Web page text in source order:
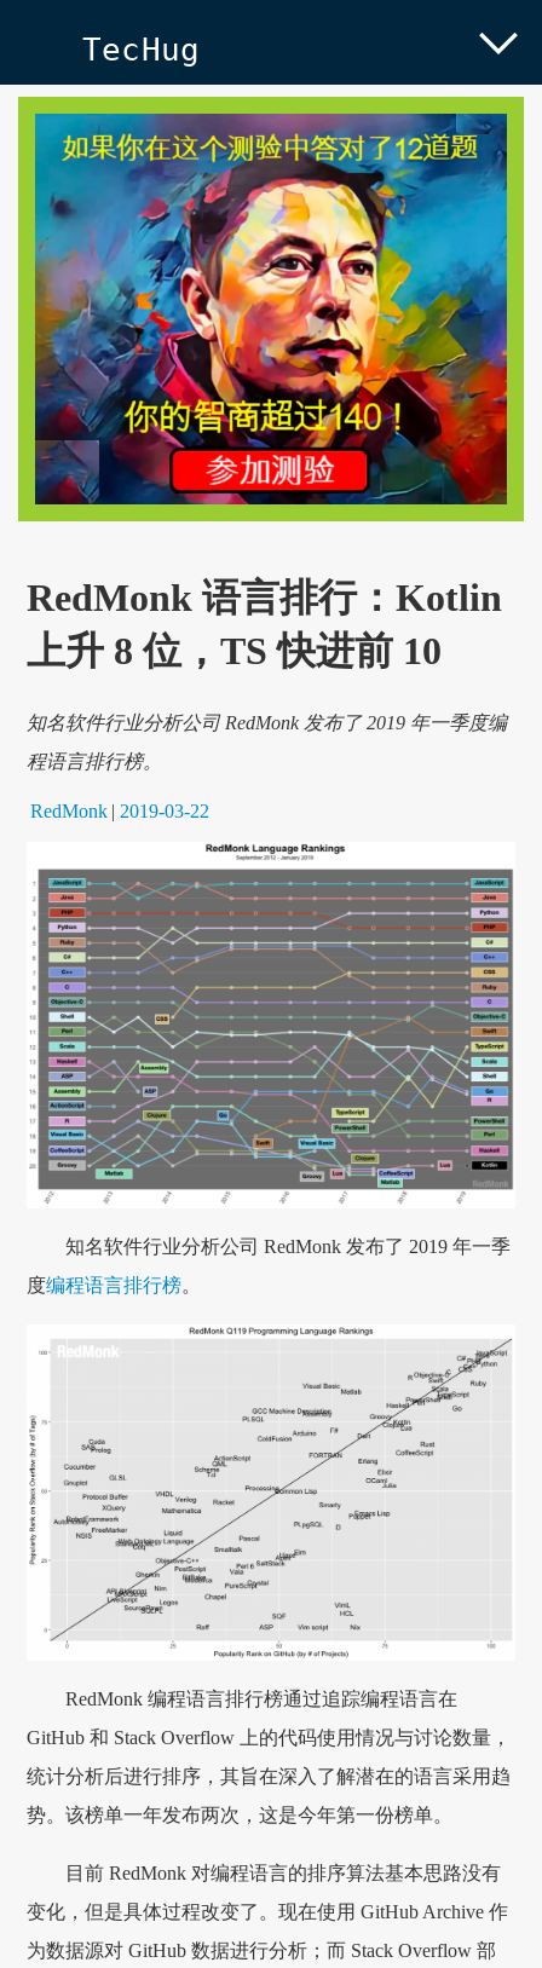
TecHug
RedMonk 语言排行：Kotlin
上升 8 位，TS 快进前 10
知名软件行业分析公司 RedMonk 发布了 2019 年一季度编
程语言排行榜。
RedMonk | 2019-03-22
知名软件行业分析公司 RedMonk 发布了 2019 年一季
度编程语言排行榜。
RedMonk 编程语言排行榜通过追踪编程语言在
GitHub 和 Stack Overflow 上的代码使用情况与讨论数量，
统计分析后进行排序，其旨在深入了解潜在的语言采用趋
势。该榜单一年发布两次，这是今年第一份榜单。
目前 RedMonk 对编程语言的排序算法基本思路没有
变化，但是具体过程改变了。现在使用 GitHub Archive 作
为数据源对 GitHub 数据进行分析；而 Stack Overflow 部